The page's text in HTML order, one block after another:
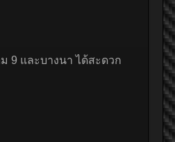
9 และบางนา ได้สะดวก